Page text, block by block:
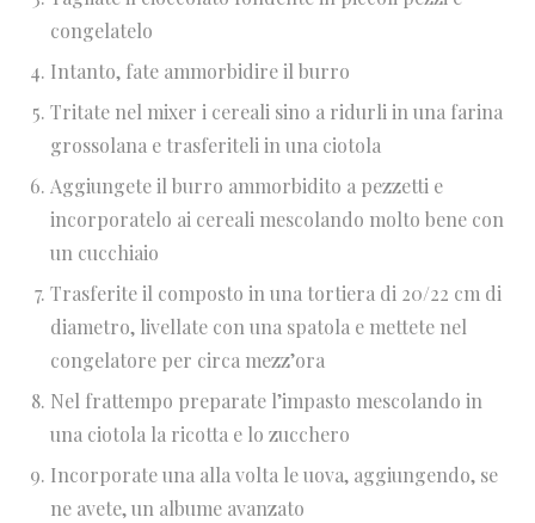
congelatelo
Intanto, fate ammorbidire il burro
Tritate nel mixer i cereali sino a ridurli in una farina
grossolana e trasferiteli in una ciotola
Aggiungete il burro ammorbidito a pezzetti e
incorporatelo ai cereali mescolando molto bene con
un cucchiaio
Trasferite il composto in una tortiera di 20/22 cm di
diametro, livellate con una spatola e mettete nel
congelatore per circa mezz’ora
Nel frattempo preparate l’impasto mescolando in
una ciotola la ricotta e lo zucchero
Incorporate una alla volta le uova, aggiungendo, se
ne avete, un albume avanzato